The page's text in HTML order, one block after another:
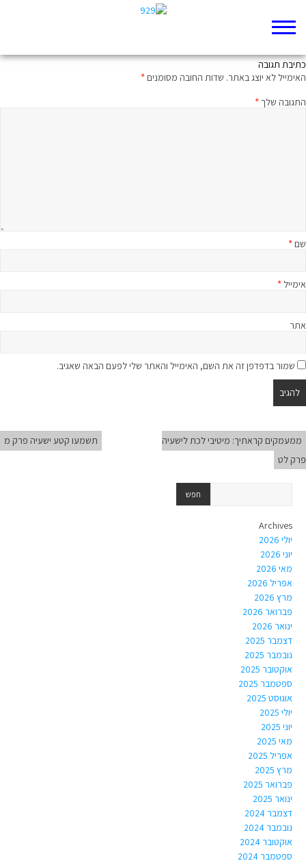
כתיבת תגובה
האימייל לא יוצג באתר. שדות החובה מסומנים*
התגובה שלך*
שם*
אימייל *
אתר
שמור בדפדפן זה את השם, האימייל והאתר שלי לפעם הבאה שאגיב.
ממעמקים קראתיך: מיטיבי לכת לישעיה
פרק לט
תשמעו קטע ישעיה פרק מ
Archives
יולי 2026
יוני 2026
מאי 2026
אפריל 2026
מרץ 2026
פברואר 2026
ינואר 2026
דצמבר 2025
נובמבר 2025
אוקטובר 2025
ספטמבר 2025
אוגוסט 2025
יולי 2025
יוני 2025
מאי 2025
אפריל 2025
מרץ 2025
פברואר 2025
ינואר 2025
דצמבר 2024
נובמבר 2024
אוקטובר 2024
ספטמבר 2024